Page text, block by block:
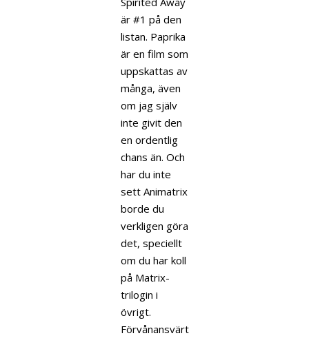
är #1 på den
listan. Paprika
är en film som
uppskattas av
många, även
om jag själv
inte givit den
en ordentlig
chans än. Och
har du inte
sett Animatrix
borde du
verkligen göra
det, speciellt
om du har koll
på Matrix-
trilogin i
övrigt.
Förvånansvärt